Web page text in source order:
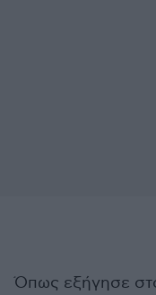
Όπως εξήγησε